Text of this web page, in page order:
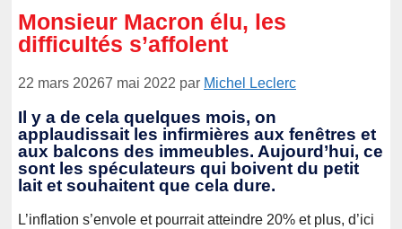
Monsieur Macron élu, les
difficultés s’affolent
22 mars 20267 mai 2022 par Michel Leclerc
Il y a de cela quelques mois, on
applaudissait les infirmières aux fenêtres et
aux balcons des immeubles. Aujourd’hui, ce
sont les spéculateurs qui boivent du petit
lait et souhaitent que cela dure.
L’inflation s’envole et pourrait atteindre 20% et plus, d’ici